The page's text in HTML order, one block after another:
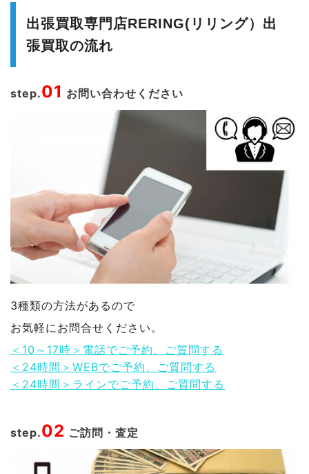
出張買取専門店RERING(リリング）出
張買取の流れ
step.01 お問い合わせください
3種類の方法があるので
お気軽にお問合せください。
＜10～17時＞電話でご予約、ご質問する
＜24時間＞WEBでご予約、ご質問する
＜24時間＞ラインでご予約、ご質問する
step.02 ご訪問・査定